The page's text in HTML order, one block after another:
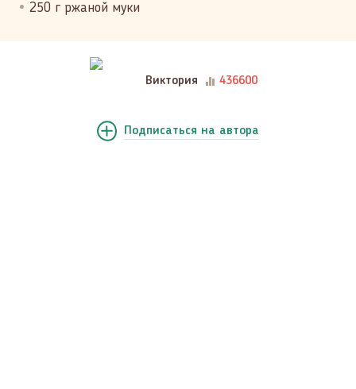
250 г ржаной муки
Виктория 436600
Подписаться на автора